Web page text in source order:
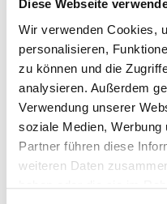
Diese Webseite
Wir verwenden Cookies,
personalisieren,
zu können und die
analysieren. Außerdem
Verwendung unserer
soziale Medien, Werbung
Partner führen diese
weiteren Daten
haben oder die sie im
RONA RANCH
Gand 39
39020Martell
Tel.+39 0473 744528
Mehr erfahren